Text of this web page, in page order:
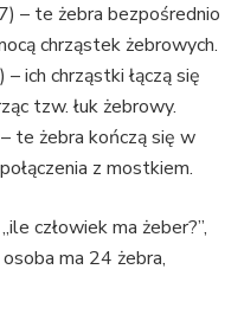
– te żebra bezpośrednio
chrząstek żebrowych.
ich chrząstki łączą się
tzw. łuk żebrowy.
te żebra kończą się w
z mostkiem.
człowiek ma żeber?”,
ma 24 żebra,